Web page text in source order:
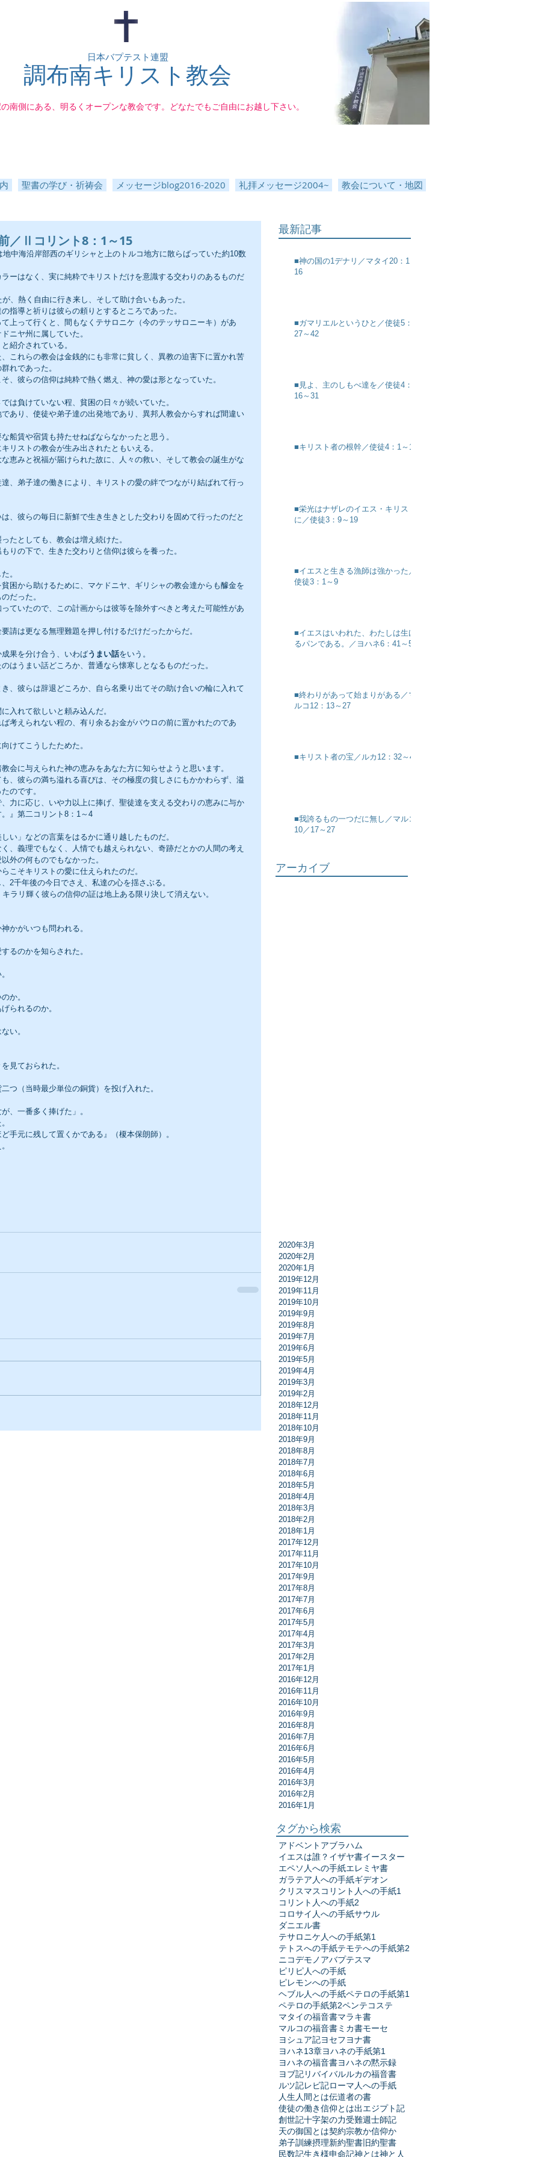
南側にある、明るくオープンな教会です。どなたでもご自由にお越し下さい。
日本バプテスト連盟
調布南キリスト教会
聖書の学び・祈祷会 メッセージblog2016-2020 礼拝メッセージ2004~ 教会について・地図
／Ⅱコリント8：1～15
中海沿岸部西のギリシャと上のトルコ地方に散らばっていた約10数
ーはなく、実に純粋でキリストだけを意識する交わりのあるものだ
、熱く自由に行き来し、そして助け合いもあった。
指導と祈りは彼らの頼りとするところであった。
上って行くと、間もなくテサロニケ（今のテッサロニーキ）があ
ニヤ州に属していた。
紹介されている。
これらの教会は金銭的にも非常に貧しく、異教の迫害下に置かれ苦
れであった。
、彼らの信仰は純粋で熱く燃え、神の愛は形となっていた。
は負けていない程、貧困の日々が続いていた。
あり、使徒や弟子達の出発地であり、異邦人教会からすれば間違い
船賃や宿賃も持たせねばならなかったと思う。
リストの教会が生み出されたともいえる。
恵みと祝福が届けられた故に、人々の救い、そして教会の誕生がな
、弟子達の働きにより、キリストの愛の絆でつながり結ばれて行っ
、彼らの毎日に新鮮で生き生きとした交わりを固めて行ったのだと
たとしても、教会は増え続けた。
りの下で、生きた交わりと信仰は彼らを養った。
。
困から助けるために、マケドニヤ、ギリシャの教会達からも醵金を
だった。
ていたので、この計画からは彼等を除外すべきと考えた可能性があ
請は更なる無理難題を押し付けるだけだったからだ。
果を分け合う、いわばうまい話をいう。
はうまい話どころか、普通なら懐寒しとなるものだった。
、彼らは辞退どころか、自ら名乗り出てその助け合いの輪に入れて
入れて欲しいと頼み込んだ。
考えられない程の、有り余るお金がパウロの前に置かれたのであ
けてこうしたためた。
会に与えられた神の恵みをあなた方に知らせようと思います。
、彼らの満ち溢れる喜びは、その極度の貧しさにもかかわらず、溢
のです。
力に応じ、いや力以上に捧げ、聖徒達を支える交わりの恵みに与か
』第二コリント8：1～4
い」などの言葉をはるかに通り越したものだ。
、義理でもなく、人情でも越えられない、奇跡だとかの人間の考え
外の何ものでもなかった。
こそキリストの愛に仕えられたのだ。
2千年後の今日でさえ、私達の心を揺さぶる。
ラリ輝く彼らの信仰の証は地上ある限り決して消えない。
かがいつも問われる。
るのかを知らされた。
か。
られるのか。
い。
見ておられた。
つ（当時最少単位の銅貨）を投げ入れた。
、一番多く捧げた」。
手元に残して置くかである』（榎本保朗師）。
最新記事
■神の国の1デナリ／マタイ20：1～
16
■ガマリエルというひと／使徒5：
27～42
■見よ、主のしもべ達を／使徒4：
16～31
■キリスト者の根幹／使徒4：1～12
■栄光はナザレのイエス・キリスト
に／使徒3：9～19
■イエスと生きる漁師は強かった／
使徒3：1～9
■イエスはいわれた、わたしは生け
るパンである。／ヨハネ6：41～51
■終わりがあって始まりがある／マ
ルコ12：13～27
■キリスト者の宝／ルカ12：32～40
■我誇るもの一つだに無し／マルコ
10／17～27
アーカイブ
2020年3月
2020年2月
2020年1月
2019年12月
2019年11月
2019年10月
2019年9月
2019年8月
2019年7月
2019年6月
2019年5月
2019年4月
2019年3月
2019年2月
2018年12月
2018年11月
2018年10月
2018年9月
2018年8月
2018年7月
2018年6月
2018年5月
2018年4月
2018年3月
2018年2月
2018年1月
2017年12月
2017年11月
2017年10月
2017年9月
2017年8月
2017年7月
2017年6月
2017年5月
2017年4月
2017年3月
2017年2月
2017年1月
2016年12月
2016年11月
2016年10月
2016年9月
2016年8月
2016年7月
2016年6月
2016年5月
2016年4月
2016年3月
2016年2月
2016年1月
タグから検索
アドベント アブラハム
イエスは誰？ イザヤ書イースター
エペソ人への手紙エレミヤ書
ガラテア人への手紙ギデオン
クリスマス コリント人への手紙1
コリント人への手紙2
コロサイ人への手紙サウル
ダニエル書
テサロニケ人への手紙第1
テトスへの手紙テモテへの手紙第2
ニコデモ ノアバプテスマ
ピリピ人への手紙
ピレモンへの手紙
ヘブル人への手紙ペテロの手紙第1
ペテロの手紙第2ペンテコステ
マタイの福音書マラキ書
マルコの福音書ミカ書モーセ
ヨシュア記ヨセフヨナ書
ヨハネ13章ヨハネの手紙第1
ヨハネの福音書ヨハネの黙示録
ヨブ記リバイバルルカの福音書
ルツ記レビ記ローマ人への手紙
人生 人間とは伝道者の書
使徒の働き信仰とは出エジプト記
創世記十字架の力受難週士師記
天の御国とは契約宗教か信仰か
弟子訓練摂理新約聖書 旧約聖書
民数記生き様申命記神とは神と人